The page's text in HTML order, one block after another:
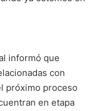
informó que
con
próximo proceso
en etapa